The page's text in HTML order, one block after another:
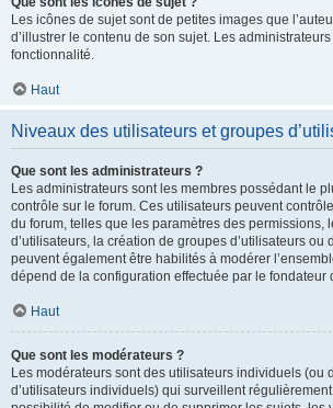
Les icônes de sujet sont de petites images que
d’illustrer le contenu de son sujet. Les
fonctionnalité.
Haut
Niveaux des utilisateurs et groupes
Que sont les administrateurs ?
Les administrateurs sont les membres possédant le
contrôle sur le forum. Ces utilisateurs peuvent
du forum, telles que les paramètres des permissions,
d’utilisateurs, la création de groupes d’utilisateurs ou
peuvent également être habilités à modérer
dépend de la configuration effectuée par le fondateur
Haut
Que sont les modérateurs ?
Les modérateurs sont des utilisateurs individuels (ou
d’utilisateurs individuels) qui surveillent